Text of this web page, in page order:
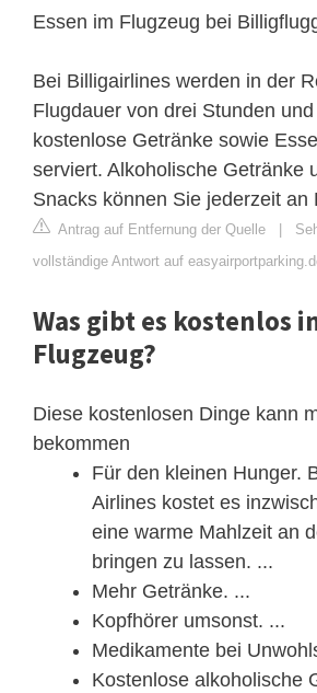
Essen im Flugzeug bei
Bei Billigairlines werden in der
Flugdauer von drei Stunden
kostenlose Getränke sowie
serviert. Alkoholische Getränke
Snacks können Sie jederzeit an
Antrag auf Entfernung der Quelle
vollständige Antwort auf
Was gibt es kostenlos
Flugzeug?
Diese kostenlosen Dinge kann
bekommen
Für den kleinen Hunger.
Airlines kostet es
eine warme Mahlzeit an
bringen zu lassen. ...
Mehr Getränke. ...
Kopfhörer umsonst. ...
Medikamente bei
Kostenlose alkoholische